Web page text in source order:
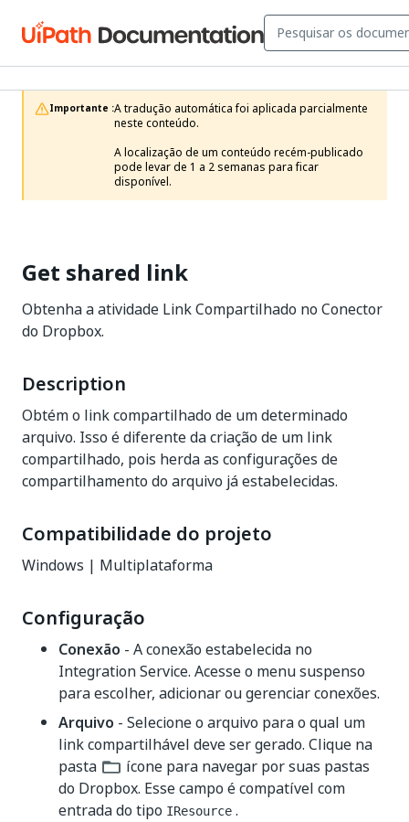
Importante :A tradução automática foi aplicada parcialmente
neste conteúdo.
A localização de um conteúdo recém-publicado
pode levar de 1 a 2 semanas para ficar
disponível.
Get shared link
Obtenha a atividade Link Compartilhado no Conector
do Dropbox.
Description
Obtém o link compartilhado de um determinado
arquivo. Isso é diferente da criação de um link
compartilhado, pois herda as configurações de
compartilhamento do arquivo já estabelecidas.
Compatibilidade do projeto
Windows | Multiplataforma
Configuração
Conexão - A conexão estabelecida no
Integration Service. Acesse o menu suspenso
para escolher, adicionar ou gerenciar conexões.
Arquivo - Selecione o arquivo para o qual um
link compartilhável deve ser gerado. Clique na
pasta
ícone para navegar por suas pastas
do Dropbox. Esse campo é compatível com
entrada do tipo IResource .